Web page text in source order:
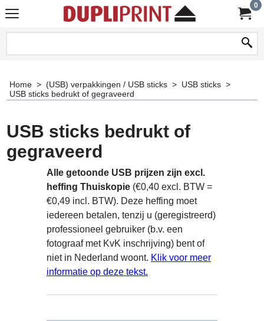
0
Home > (USB) verpakkingen / USB sticks > USB sticks >
USB sticks bedrukt of gegraveerd
USB sticks bedrukt of
gegraveerd
Alle getoonde USB prijzen zijn excl.
heffing Thuiskopie (€0,40 excl. BTW =
€0,49 incl. BTW). Deze heffing moet
iedereen betalen, tenzij u (geregistreerd)
professioneel gebruiker (b.v. een
fotograaf met KvK inschrijving) bent of
niet in Nederland woont. Klik voor meer
informatie op deze tekst.